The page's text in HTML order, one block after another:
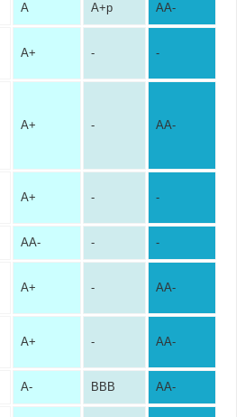
A A+p AA-
A+ - -
A+ - AA-
A+ - -
AA- - -
A+ - AA-
A+ - AA-
A- BBB AA-